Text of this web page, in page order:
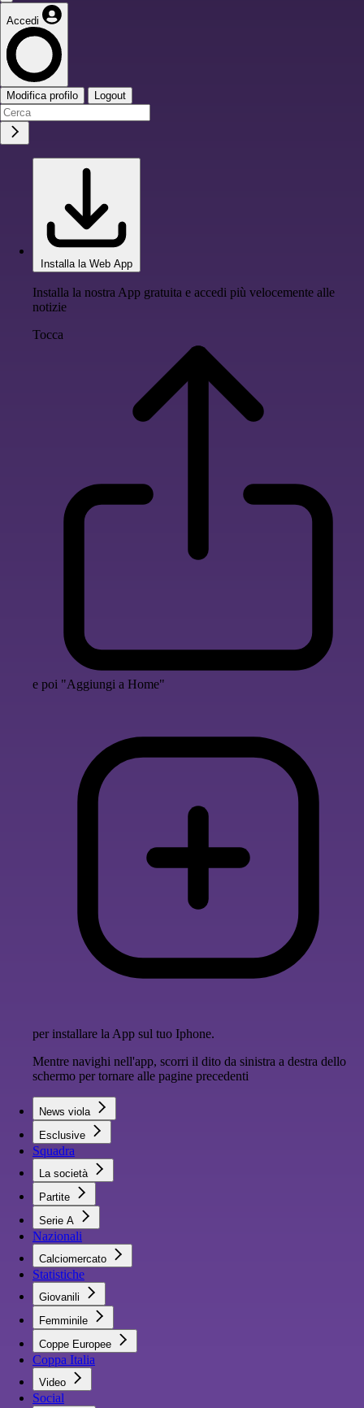
Accedi
Modifica profilo Logout
Installa la Web App
Installa la nostra App gratuita e accedi più velocemente alle
notizie
Tocca
e poi "Aggiungi a Home"
per installare la App sul tuo Iphone.
Mentre navighi nell'app, scorri il dito da sinistra a destra dello
schermo per tornare alle pagine precedenti
News viola
Esclusive
Squadra
La società
Partite
Serie A
Nazionali
Calciomercato
Statistiche
Giovanili
Femminile
Coppe Europee
Coppa Italia
Video
Social